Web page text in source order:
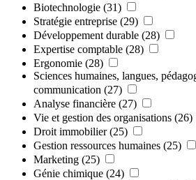
Biotechnologie (31)
Stratégie entreprise (29)
Développement durable (28)
Expertise comptable (28)
Ergonomie (28)
Sciences humaines, langues,
communication (27)
Analyse financière (27)
Vie et gestion des organisations (26)
Droit immobilier (25)
Gestion ressources humaines (25)
Marketing (25)
Génie chimique (24)